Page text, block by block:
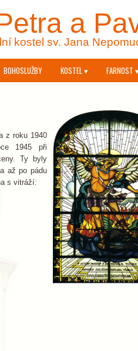
a
kostel sv. Jana
BOHOSLUŽBY KOSTEL ▾ FARNOST
z roku 1940
1945 při
Ty byly
až po pádu
s vitráží: